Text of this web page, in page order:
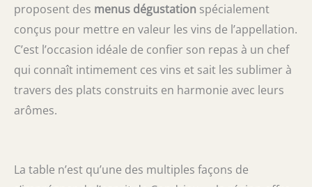
proposent des menus dégustation spécialement
conçus pour mettre en valeur les vins de l’appellation.
C’est l’occasion idéale de confier son repas à un chef
qui connaît intimement ces vins et sait les sublimer à
travers des plats construits en harmonie avec leurs
arômes.
La table n’est qu’une des multiples façons de